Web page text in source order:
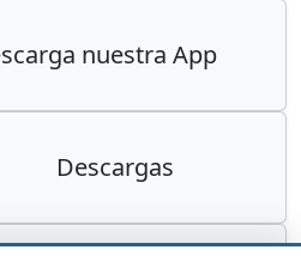
nuestra App
Descargas